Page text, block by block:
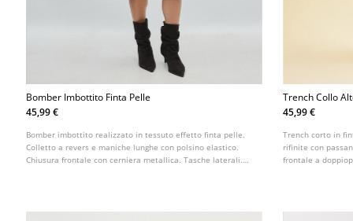
Bomber Imbottito Finta Pelle
45,99 €
Bomber imbottito realizzato in tessuto effetto finta pelle.
Colletto a revers e maniche lunghe con polsino elastico.
Chiusura frontale con cerniera metallica. Tasche laterali.
Trench Collo
45,99 €
Trench corto in
rifinite con
frontale a